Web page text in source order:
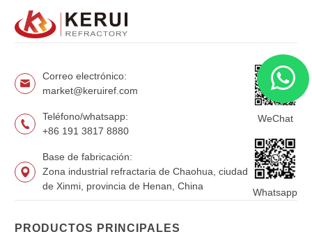
Correo electrónico:
market@keruiref.com
Teléfono/whatsapp:
+86 191 3817 8880
Base de fabricación:
Zona industrial refractaria de Chaohua, ciudad
de Xinmi, provincia de Henan, China
WeChat
Whatsapp
PRODUCTOS PRINCIPALES